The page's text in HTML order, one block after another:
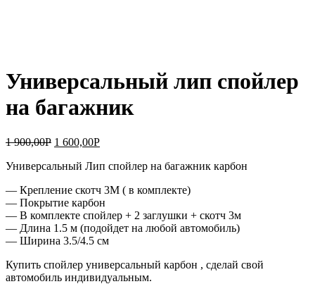
Универсальный лип спойлер
на багажник
1 900,00Р 1 600,00Р
Универсальный Лип спойлер на багажник карбон
— Крепление скотч 3М ( в комплекте)
— Покрытие карбон
— В комплекте спойлер + 2 заглушки + скотч 3м
— Длина 1.5 м (подойдет на любой автомобиль)
— Ширина 3.5/4.5 см
Купить спойлер универсальный карбон , сделай свой
автомобиль индивидуальным.